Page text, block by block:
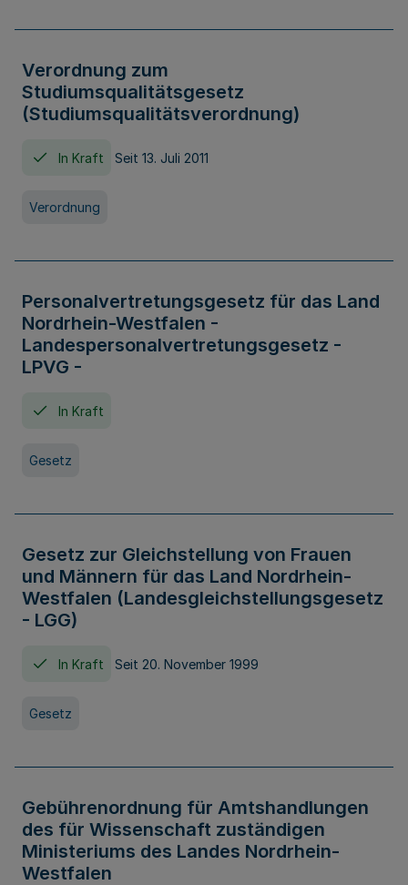
Verordnung zum
Studiumsqualitätsgesetz
(Studiumsqualitätsverordnung)
In Kraft Seit 13. Juli 2011
Verordnung
Personalvertretungsgesetz für das Land
Nordrhein-Westfalen -
Landespersonalvertretungsgesetz -
LPVG -
In Kraft
Gesetz
Gesetz zur Gleichstellung von Frauen
und Männern für das Land Nordrhein-
Westfalen (Landesgleichstellungsgesetz
- LGG)
In Kraft Seit 20. November 1999
Gesetz
Gebührenordnung für Amtshandlungen
des für Wissenschaft zuständigen
Ministeriums des Landes Nordrhein-
Westfalen